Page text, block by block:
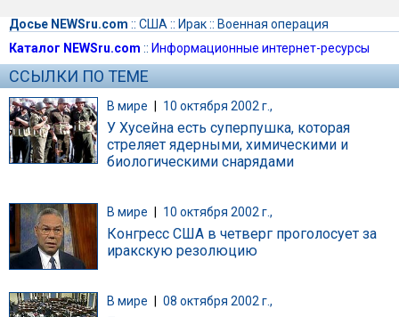
Досье NEWSru.com :: США :: Ирак:: Военная операция
Каталог NEWSru.com :: Информационные интернет-ресурсы
ССЫЛКИ ПО ТЕМЕ
В мире | 10 октября 2002 г.,
У Хусейна есть суперпушка, которая
стреляет ядерными, химическими и
биологическими снарядами
В мире 10 октября 2002 г.,
Конгресс США в четверг проголосует за
иракскую резолюцию
В мире 08 октября 2002 г.,